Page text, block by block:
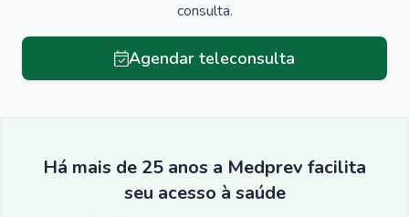
consulta.
Agendar teleconsulta
Há mais de 25 anos a Medprev facilita
seu acesso à saúde